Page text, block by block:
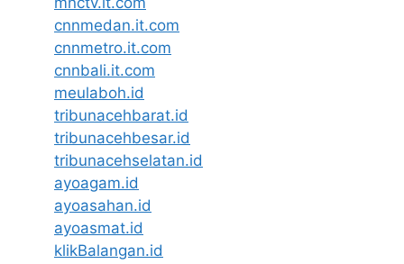
cnnmedan.it.com
cnnmetro.it.com
cnnbali.it.com
meulaboh.id
tribunacehbarat.id
tribunacehbesar.id
tribunacehselatan.id
ayoagam.id
ayoasahan.id
ayoasmat.id
klikBalangan.id